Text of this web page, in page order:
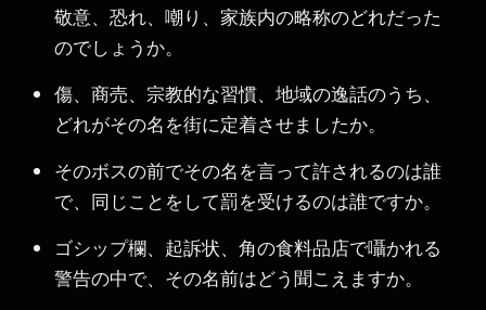
敬意、恐れ、嘲り、家族内の略称のどれだった
のでしょうか。
傷、商売、宗教的な習慣、地域の逸話のうち、
どれがその名を街に定着させましたか。
そのボスの前でその名を言って許されるのは誰
で、同じことをして罰を受けるのは誰ですか。
ゴシップ欄、起訴状、角の食料品店で囁かれる
警告の中で、その名前はどう聞こえますか。